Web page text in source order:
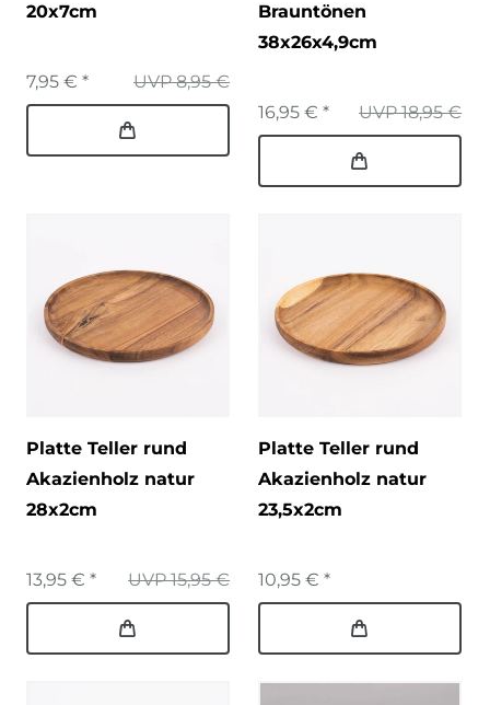
20x7cm
UVP 8,95 €
7,95 € *
Brauntönen
38x26x4,9cm
UVP 18,95 €
16,95 € *
Platte Teller rund
Akazienholz natur
28x2cm
UVP 15,95 €
13,95 € *
Platte Teller rund
Akazienholz natur
23,5x2cm
10,95 € *